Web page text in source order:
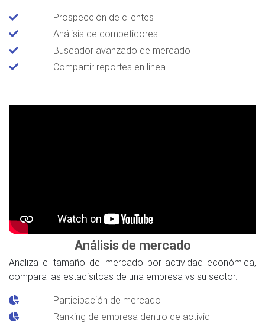
Prospección de clientes
Análisis de competidores
Buscador avanzado de mercado
Compartir reportes en linea
Análisis de mercado
Analiza el tamaño del mercado por actividad económica,
compara las estadísitcas de una empresa vs su sector.
Participación de mercado
Ranking de empresa dentro de activid